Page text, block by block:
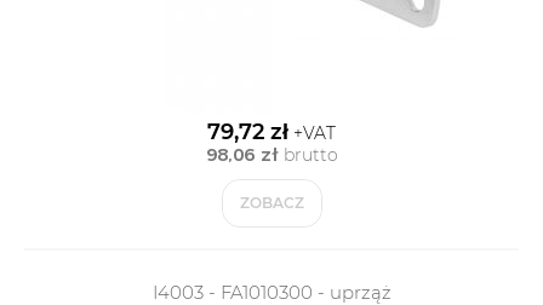
79,72 zł +VAT
98,06 złbrutto
ZOBACZ
I4003 - FA1010300 - uprząż